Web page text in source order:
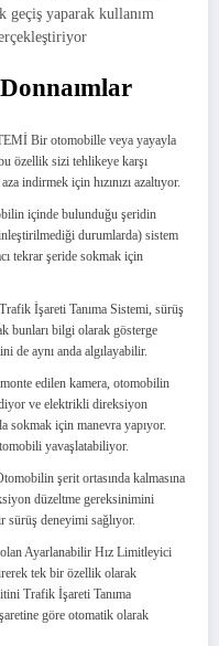
geçiş yaparak kullanım
Bir otomobille veya yayayla
özellik sizi tehlikeye karşı
indirmek için hızınızı azaltıyor.
içinde bulunduğu şeridin
durumlarda) sistem
tekrar şeride sokmak için
İşareti Tanıma Sistemi, sürüş
bunları bilgi olarak gösterge
de aynı anda algılayabilir.
edilen kamera, otomobilin
ve elektrikli direksiyon
sokmak için manevra yapıyor.
yavaşlatabiliyor.
şerit ortasında kalmasına
düzeltme gereksinimini
sürüş deneyimi sağlıyor.
Ayarlanabilir Hız Limitleyici
tek bir özellik olarak
Trafik İşareti Tanıma
göre otomatik olarak